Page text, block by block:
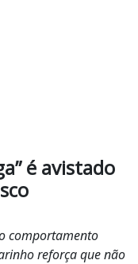
é avistado
comportamento
reforça que não